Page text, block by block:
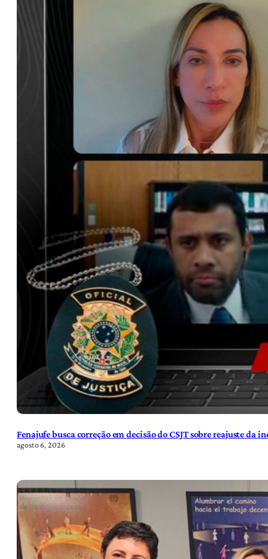
Fenajufe busca correção em decisão do CSJT sobre reajuste da
agosto 6, 2026